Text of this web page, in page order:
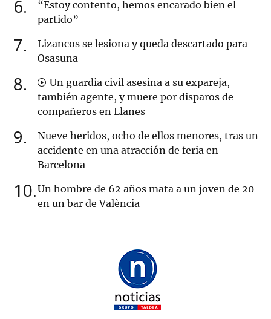
6
“Estoy contento, hemos encarado bien el
partido”
7
Lizancos se lesiona y queda descartado para
Osasuna
8
Un guardia civil asesina a su expareja,
también agente, y muere por disparos de
compañeros en Llanes
9
Nueve heridos, ocho de ellos menores, tras un
accidente en una atracción de feria en
Barcelona
10 Un hombre de 62 años mata a un joven de 20
en un bar de València